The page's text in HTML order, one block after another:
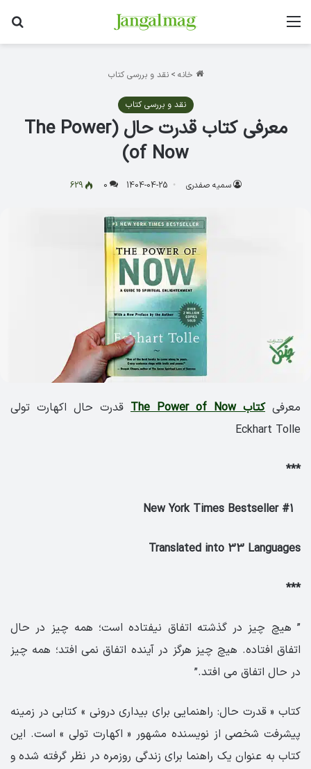
منو
خانه > نقد و بررسی کتاب
نقد و بررسی کتاب
معرفی کتاب قدرت حال (The Power
of Now)
سمیه صفدری 1404-04-25
0
629
معرفیکتاب The Power of Now
قدرت حال اکهارت تولی
Eckhart Tolle
***
Translated into 33 Languages
***
” هیچ چیز در گذشته اتفاق نیفتاده است؛ همه چیز در حال
اتفاق افتاده. هیچ چیز هرگز در آینده اتفاق نمی افتد؛ همه چیز
در حال اتفاق می افتد.”
کتاب « قدرت حال: راهنمایی برای بیداری درونی » کتابی در زمینه
پیشرفت شخصی از نویسنده مشهور « اکهارت تولی » است. این
کتاب به عنوان یک راهنما برای زندگی روزمره در نظر گرفته شده و